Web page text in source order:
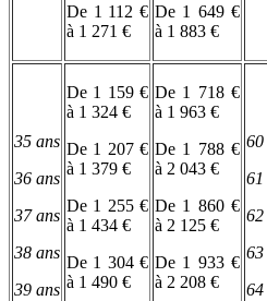
De 1 112 €
à 1 271 €
De 1 649 €
à 1 883 €
35 ans
36 ans
37 ans
38 ans
39 ans
De 1 159 €
à 1 324 €
De 1 207 €
à 1 379 €
De 1 255 €
à 1 434 €
De 1 304 €
à 1 490 €
De 1 718 €
à 1 963 €
De 1 788 €
à 2 043 €
De 1 860 €
à 2 125 €
De 1 933 €
à 2 208 €
60
61
62
63
64